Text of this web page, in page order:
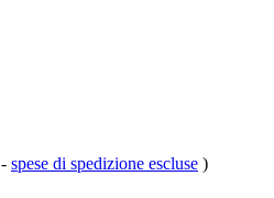
- spese di spedizione escluse )